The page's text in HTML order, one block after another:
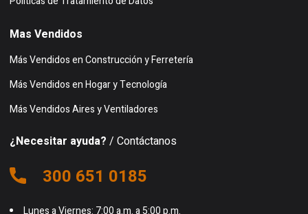
Mas Vendidos
Más Vendidos en Construcción y Ferretería
Más Vendidos en Hogar y Tecnología
Más Vendidos Aires y Ventiladores
¿Necesitar ayuda? / Contáctanos
300 651 0185
Lunes a Viernes: 7:00 a.m. a 5:00 p.m.